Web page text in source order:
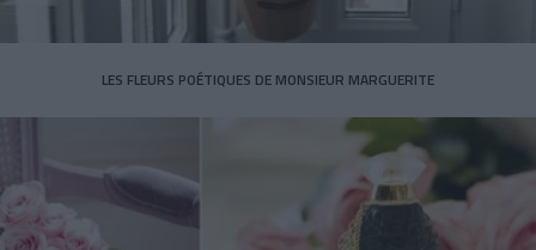
LES FLEURS POÉTIQUES DE MONSIEUR MARGUERITE